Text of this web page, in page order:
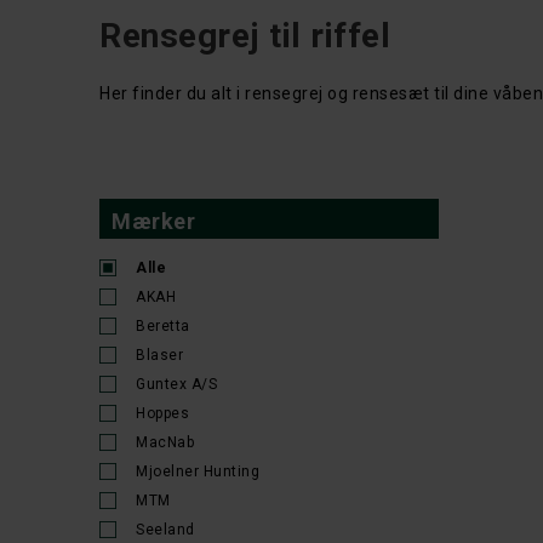
Rensegrej til riffel
Her finder du alt i rensegrej og rensesæt til dine
Mærker
Alle
AKAH
Beretta
Blaser
Guntex A/S
Hoppes
MacNab
Mjoelner Hunting
MTM
Seeland